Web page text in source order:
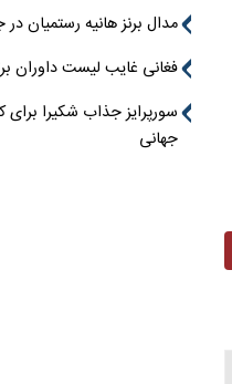
مدال برنز هانیه رستمیان
فغانی غایب لیست داوران برتر
سورپرایز جذاب شکیرا برای
جهانی